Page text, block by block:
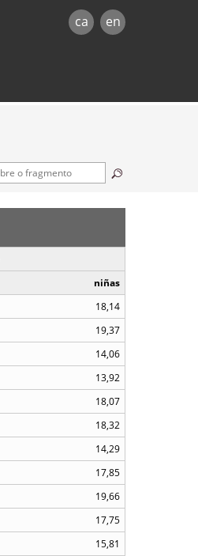
ca en
niñas
18,14
19,37
14,06
13,92
18,07
18,32
14,29
17,85
19,66
17,75
15,81